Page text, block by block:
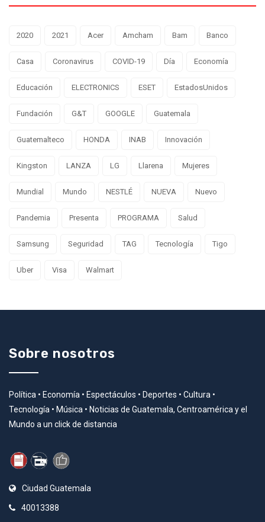
2020 2021 Acer Amcham Bam Banco
Casa Coronavirus COVID-19 Día Economía
Educación ELECTRONICS ESET EstadosUnidos
Fundación G&T GOOGLE Guatemala
Guatemalteco HONDA INAB Innovación
Kingston LANZA LG Llarena Mujeres
Mundial Mundo NESTLÉ NUEVA Nuevo
Pandemia Presenta PROGRAMA Salud
Samsung Seguridad TAG Tecnología Tigo
Uber Visa Walmart
Sobre nosotros
Política • Economía • Espectáculos • Deportes • Cultura •
Tecnología • Música • Noticias de Guatemala, Centroamérica y el
Mundo a un click de distancia
Ciudad Guatemala
40013388